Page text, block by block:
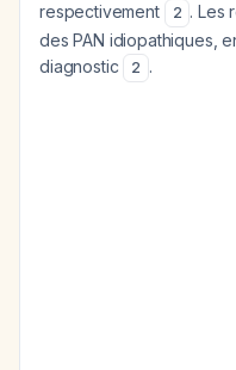
respectivement
2 . Les
des PAN idiopathiques,
diagnostic
2 .